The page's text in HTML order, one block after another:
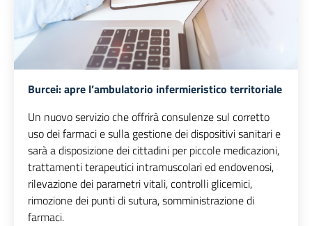
Burcei: apre l’ambulatorio infermieristico territoriale
Un nuovo servizio che offrirà consulenze sul corretto
uso dei farmaci e sulla gestione dei dispositivi sanitari e
sarà a disposizione dei cittadini per piccole medicazioni,
trattamenti terapeutici intramuscolari ed endovenosi,
rilevazione dei parametri vitali, controlli glicemici,
rimozione dei punti di sutura, somministrazione di
farmaci.